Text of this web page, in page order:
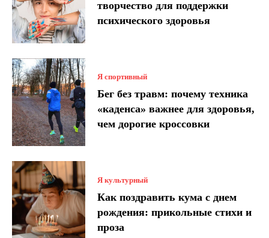
творчество для поддержки
психического здоровья
Я спортивный
Бег без травм: почему техника
«каденса» важнее для здоровья,
чем дорогие кроссовки
Я культурный
Как поздравить кума с днем ​​
рождения: прикольные стихи и
проза